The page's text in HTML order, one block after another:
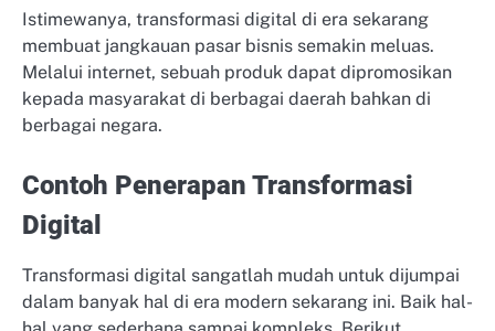
Istimewanya, transformasi digital di era sekarang
membuat jangkauan pasar bisnis semakin meluas.
Melalui internet, sebuah produk dapat dipromosikan
kepada masyarakat di berbagai daerah bahkan di
berbagai negara.
Contoh Penerapan Transformasi
Digital
Transformasi digital sangatlah mudah untuk dijumpai
dalam banyak hal di era modern sekarang ini. Baik hal-